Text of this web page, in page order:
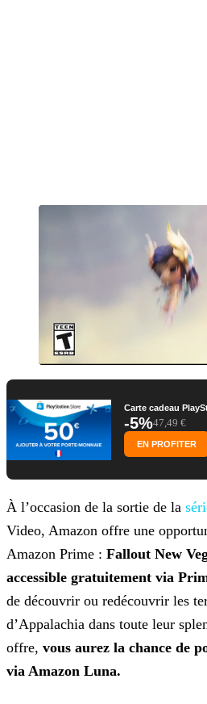
Carte cadeau
-5%47,49 €
EN PROFITER
À l’occasion de la sortie de la
Video, Amazon offre une
Amazon Prime : Fallout New
accessible gratuitement via
de découvrir ou redécouvrir les
d’Appalachia dans toute leur
offre, vous aurez la chance de
via Amazon Luna.